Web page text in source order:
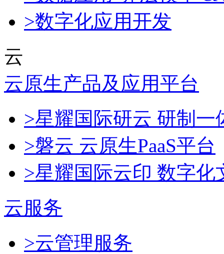
>数字化应用开发
云
云原生产品及应用平台
>星耀国际研云 研制
>磐云 云原生PaaS平台
>星耀国际云印 数字化
云服务
>云管理服务